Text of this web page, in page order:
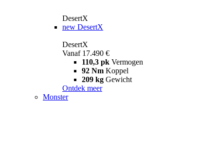
DesertX
new DesertX
DesertX
Vanaf 17.490 €
110,3 pk Vermogen
92 Nm Koppel
209 kg Gewicht
Ontdek meer
Monster